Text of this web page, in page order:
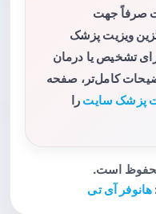
صرفاً جهت
ویزیت پزشک
تشخیص یا درمان
کامل‌تر، صفحه
پزشک سایت را
هانوفر آی تی